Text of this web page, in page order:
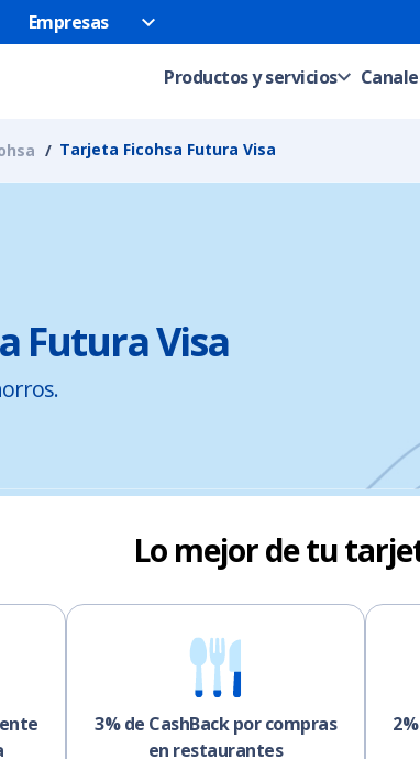
Empresas
Productos y servicios
Tarjeta Ficohsa Futura Visa
Futura Visa
Lo mejor de tu
3% de CashBack por compras
en restaurantes